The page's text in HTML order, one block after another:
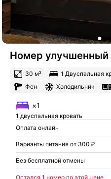
Номер
30 м² 1 Двуспальная
Фен
Холодильник
×1
1 двуспальная кровать
Оплата онлайн
Варианты питания от 300 ₽
Без бесплатной отмены
Остался 1 номер по этой цене